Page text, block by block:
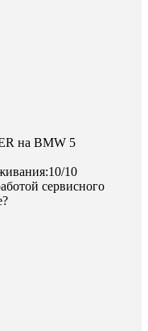
на BMW 5
10
сервисного